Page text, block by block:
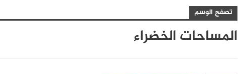
تصفح الوسم
المساحات الخضراء